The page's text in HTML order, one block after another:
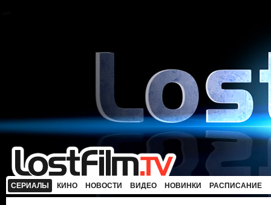
СЕРИАЛЫ КИНО НОВОСТИ ВИДЕО НОВИНКИ РАСПИСАНИЕ